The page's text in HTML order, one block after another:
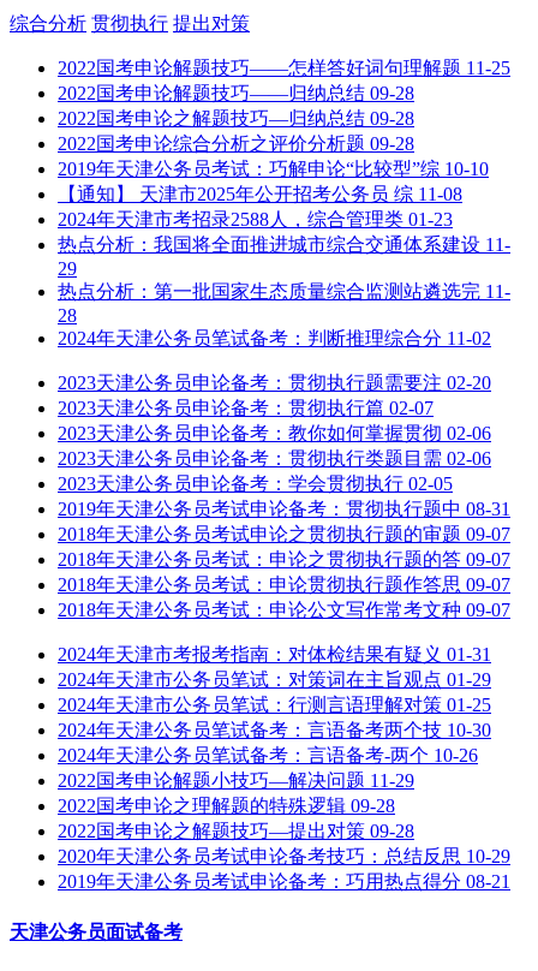
综合分析 贯彻执行 提出对策
2022国考申论解题技巧——怎样答好词句理解题 11-25
2022国考申论解题技巧——归纳总结 09-28
2022国考申论之解题技巧—归纳总结 09-28
2022国考申论综合分析之评价分析题 09-28
2019年天津公务员考试：巧解申论“比较型”综 10-10
【通知】 天津市2025年公开招考公务员 综 11-08
2024年天津市考招录2588人，综合管理类 01-23
热点分析：我国将全面推进城市综合交通体系建设 11-
29
热点分析：第一批国家生态质量综合监测站遴选完 11-
28
2024年天津公务员笔试备考：判断推理综合分 11-02
2023天津公务员申论备考：贯彻执行题需要注 02-20
2023天津公务员申论备考：贯彻执行篇 02-07
2023天津公务员申论备考：教你如何掌握贯彻 02-06
2023天津公务员申论备考：贯彻执行类题目需 02-06
2023天津公务员申论备考：学会贯彻执行 02-05
2019年天津公务员考试申论备考：贯彻执行题中 08-31
2018年天津公务员考试申论之贯彻执行题的审题 09-07
2018年天津公务员考试：申论之贯彻执行题的答 09-07
2018年天津公务员考试：申论贯彻执行题作答思 09-07
2018年天津公务员考试：申论公文写作常考文种 09-07
2024年天津市考报考指南：对体检结果有疑义 01-31
2024年天津市公务员笔试：对策词在主旨观点 01-29
2024年天津市公务员笔试：行测言语理解对策 01-25
2024年天津公务员笔试备考：言语备考两个技 10-30
2024年天津公务员笔试备考：言语备考-两个 10-26
2022国考申论解题小技巧—解决问题 11-29
2022国考申论之理解题的特殊逻辑 09-28
2022国考申论之解题技巧—提出对策 09-28
2020年天津公务员考试申论备考技巧：总结反思 10-29
2019年天津公务员考试申论备考：巧用热点得分 08-21
天津公务员面试备考